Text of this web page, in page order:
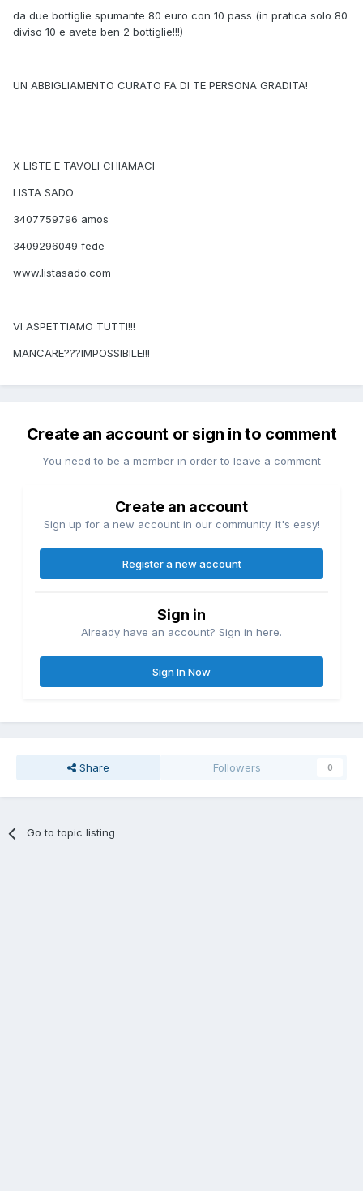
da due bottiglie spumante 80 euro con 10 pass (in pratica solo 80
diviso 10 e avete ben 2 bottiglie!!!)
UN ABBIGLIAMENTO CURATO FA DI TE PERSONA GRADITA!
X LISTE E TAVOLI CHIAMACI
LISTA SADO
3407759796 amos
3409296049 fede
www.listasado.com
VI ASPETTIAMO TUTTI!!!
MANCARE???IMPOSSIBILE!!!
Create an account or sign in to comment
You need to be a member in order to leave a comment
Create an account
Sign up for a new account in our community. It's easy!
Register a new account
Sign in
Already have an account? Sign in here.
Sign In Now
Share Followers 0
Go to topic listing